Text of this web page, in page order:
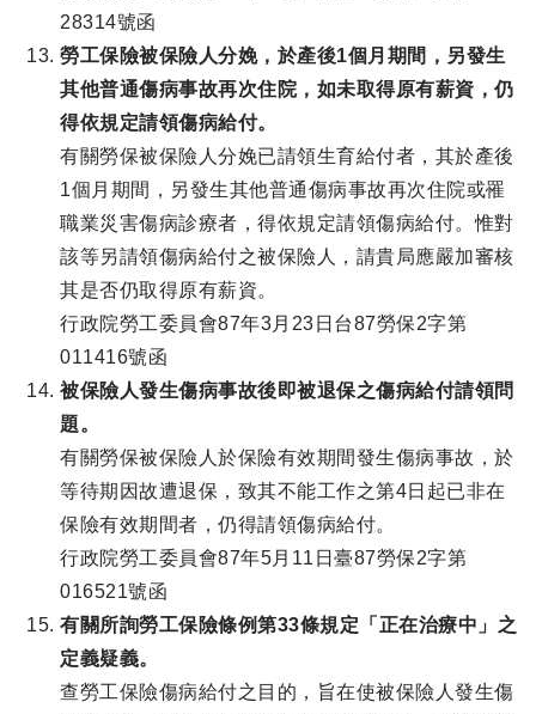
28314號函
勞工保險被保險人分娩，於產後1個月期間，另發生
其他普通傷病事故再次住院，如未取得原有薪資，仍
得依規定請領傷病給付。
有關勞保被保險人分娩已請領生育給付者，其於產後
1個月期間，另發生其他普通傷病事故再次住院或罹
職業災害傷病診療者，得依規定請領傷病給付。惟對
該等另請領傷病給付之被保險人，請貴局應嚴加審核
其是否仍取得原有薪資。
行政院勞工委員會87年3月23日台87勞保2字第
011416號函
被保險人發生傷病事故後即被退保之傷病給付請領問
題。
有關勞保被保險人於保險有效期間發生傷病事故，於
等待期因故遭退保，致其不能工作之第4日起已非在
保險有效期間者，仍得請領傷病給付。
行政院勞工委員會87年5月11日臺87勞保2字第
016521號函
有關所詢勞工保險條例第33條規定「正在治療中」之
定義疑義。
查勞工保險傷病給付之目的，旨在使被保險人發生傷